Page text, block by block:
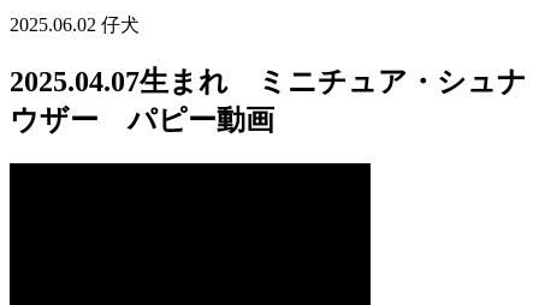
2025.06.02 仔犬
2025.04.07生まれ ミニチュア・シュナ
ウザー パピー動画